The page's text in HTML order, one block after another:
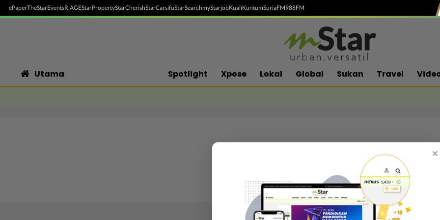
ePaperTheStarEventsR.AGEStarPropertyStarCherishStarCarsifuStarSearchmyStarjobKualiKuntumSuriaFM988FM
Utama Spotlight Xpose Lokal Global Sukan Travel
Follow media sosial kami
×